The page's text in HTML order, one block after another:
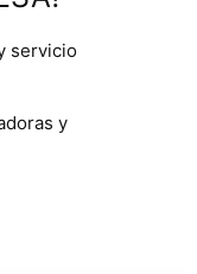
servicio
y